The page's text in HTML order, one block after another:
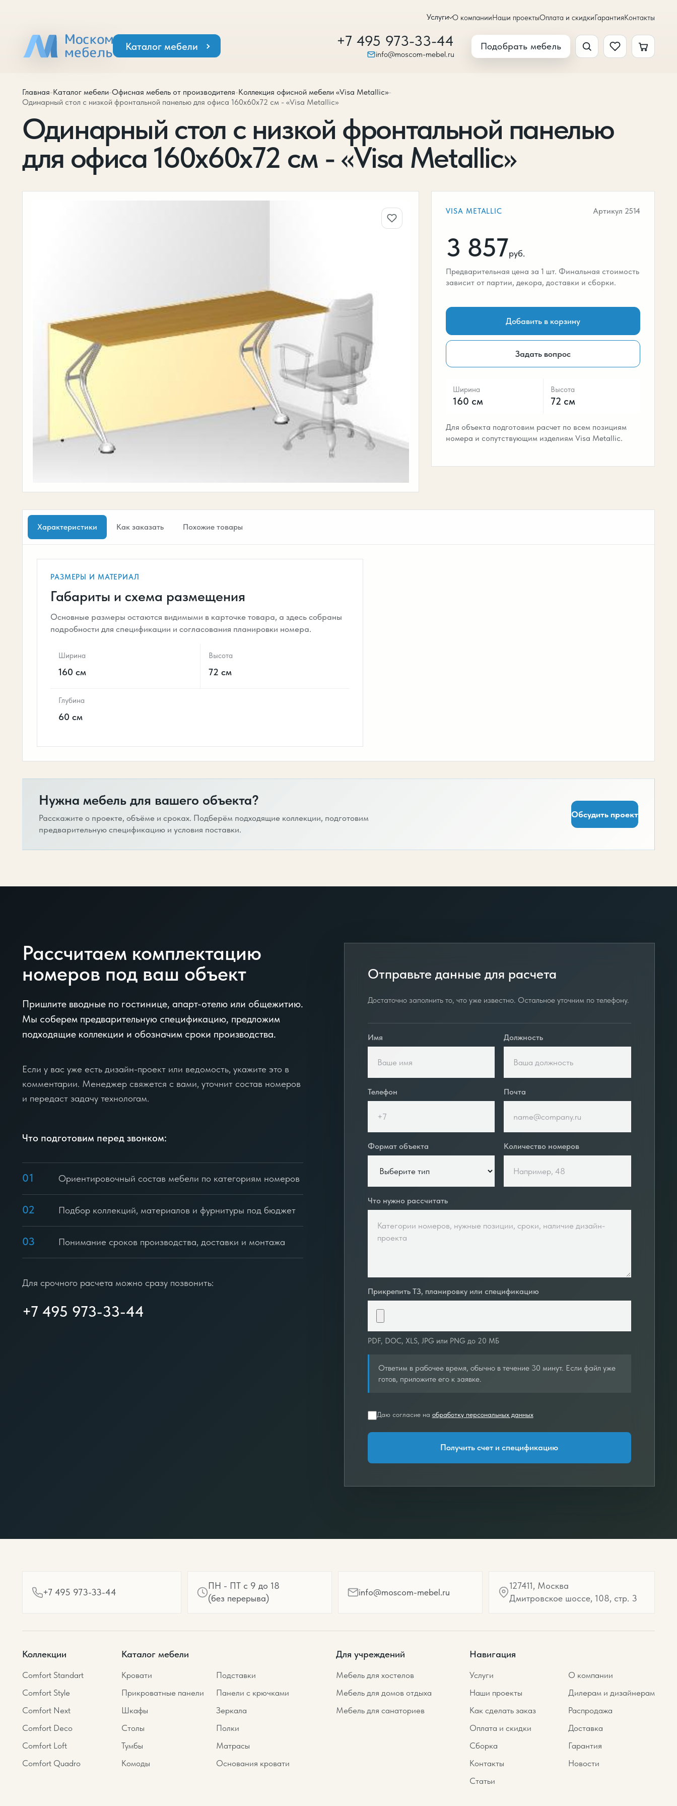
Услуги О компанииНаши проектыОплата и скидкиГарантияКонтакты
Каталог мебели +7 495 973-33-44
info@moscom-mebel.ru
Подобрать мебель
Главная-Каталог мебели-Офисная мебель от производителя-Коллекция офисной мебели «Visa Metallic»-
Одинарный стол с низкой фронтальной панелью для офиса 160х60х72 см - «Visa Metallic»
Одинарный стол с низкой фронтальной панелью
для офиса 160х60х72 см - «Visa Metallic»
VISA METALLIC Артикул 2514
3 857руб.
Предварительная цена за 1 шт. Финальная стоимость
зависит от партии, декора, доставки и сборки.
Добавить в корзину
Задать вопрос
Ширина
160 см
Высота
72 см
Для объекта подготовим расчет по всем позициям
номера и сопутствующим изделиям Visa Metallic.
Характеристики Как заказать Похожие товары
РАЗМЕРЫ И МАТЕРИАЛ
Габариты и схема размещения
Основные размеры остаются видимыми в карточке товара, а здесь собраны
подробности для спецификации и согласования планировки номера.
Ширина
160 см
Высота
72 см
Глубина
60 см
Нужна мебель для вашего объекта?
Расскажите о проекте, объёме и сроках. Подберём подходящие коллекции, подготовим
предварительную спецификацию и условия поставки.
Обсудить проект
Рассчитаем комплектацию
номеров под ваш объект
Пришлите вводные по гостинице, апарт-отелю или общежитию.
Мы соберем предварительную спецификацию, предложим
подходящие коллекции и обозначим сроки производства.
Если у вас уже есть дизайн-проект или ведомость, укажите это в
комментарии. Менеджер свяжется с вами, уточнит состав номеров
и передаст задачу технологам.
Что подготовим перед звонком:
01 Ориентировочный состав мебели по категориям номеров
02 Подбор коллекций, материалов и фурнитуры под бюджет
03 Понимание сроков производства, доставки и монтажа
Для срочного расчета можно сразу позвонить:
+7 495 973-33-44
Отправьте данные для расчета
Достаточно заполнить то, что уже известно. Остальное уточним по телефону.
Имя Должность
Телефон Почта
Формат объекта Количество номеров
Что нужно рассчитать
Прикрепить ТЗ, планировку или спецификацию
PDF, DOC, XLS, JPG или PNG до 20 МБ
Ответим в рабочее время, обычно в течение 30 минут. Если файл уже
готов, приложите его к заявке.
Даю согласие на обработку персональных данных
Получить счет и спецификацию
+7 495 973-33-44
ПН - ПТ с 9 до 18
(без перерыва)
info@moscom-mebel.ru
127411, Москва
Дмитровское шоссе, 108, стр. 3
Коллекции
Comfort Standart
Comfort Style
Comfort Next
Comfort Deco
Comfort Loft
Comfort Quadro
Каталог мебели
Кровати
Прикроватные панели
Шкафы
Столы
Тумбы
Комоды
Подставки
Панели с крючками
Зеркала
Полки
Матрасы
Основания кровати
Для учреждений
Мебель для хостелов
Мебель для домов отдыха
Мебель для санаториев
Навигация
Услуги
О компании
Наши проекты
Дилерам и дизайнерам
Как сделать заказ
Распродажа
Оплата и скидки
Доставка
Сборка
Гарантия
Контакты
Новости
Статьи